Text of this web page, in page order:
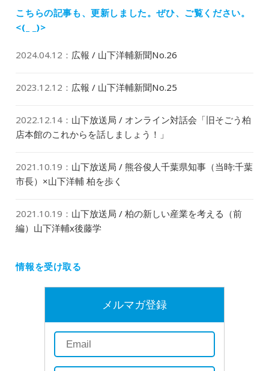
ン
こちらの記事も、更新しました。ぜひ、ご覧ください。
<(_ _)>
2024.04.12 ： 広報 / 山下洋輔新聞No.26
2023.12.12 ： 広報 / 山下洋輔新聞No.25
2022.12.14 ： 山下放送局 / オンライン対話会「旧そごう柏
店本館のこれからを話しましょう！」
2021.10.19 ： 山下放送局 / 熊谷俊人千葉県知事（当時:千葉
市長）×山下洋輔 柏を歩く
2021.10.19 ： 山下放送局 / 柏の新しい産業を考える（前
編）山下洋輔x後藤学
情報を受け取る
メルマガ登録